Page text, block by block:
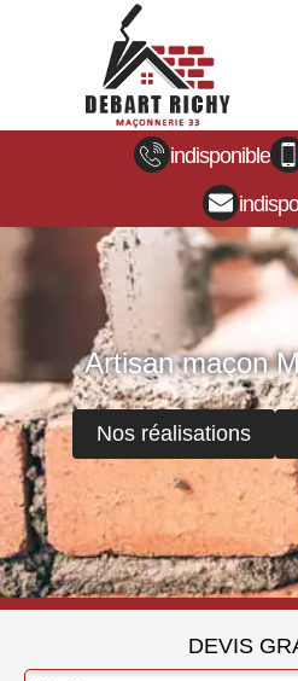
indisponible
Artisan maçon
Nos réalisations
DEVIS